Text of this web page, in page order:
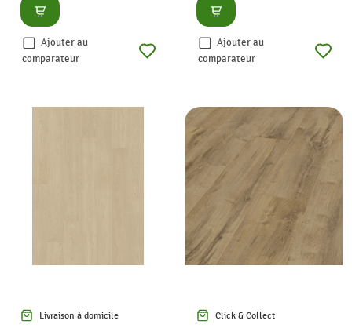
Consulter
Ajouter au
comparateur
Consulter
Ajouter au
comparateur
Livraison à domicile Click & Collect